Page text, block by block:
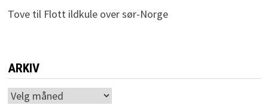
Tovetil Flott ildkule over sør-Norge
ARKIV
Arkiv